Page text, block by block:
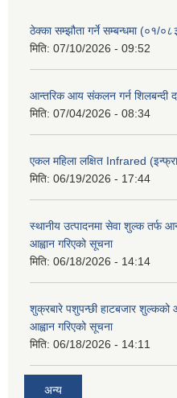
ठेक्का सम्झौता गर्ने सम्बन्धमा (०१/
मिति: 07/10/2026 - 09:52
आन्तरिक आय संकलन गर्न शिलबन्दी
मिति: 07/04/2026 - 08:34
एकल महिला लक्षित Infrared
मिति: 06/19/2026 - 17:44
स्थानीय उत्पादनमा सेवा शुल्क तर्फ
आह्वान गरिएको सूचना
मिति: 06/18/2026 - 14:14
शुक्रबारे पशुपन्छी हाटबजार
आह्वान गरिएको सूचना
मिति: 06/18/2026 - 14:11
अन्य